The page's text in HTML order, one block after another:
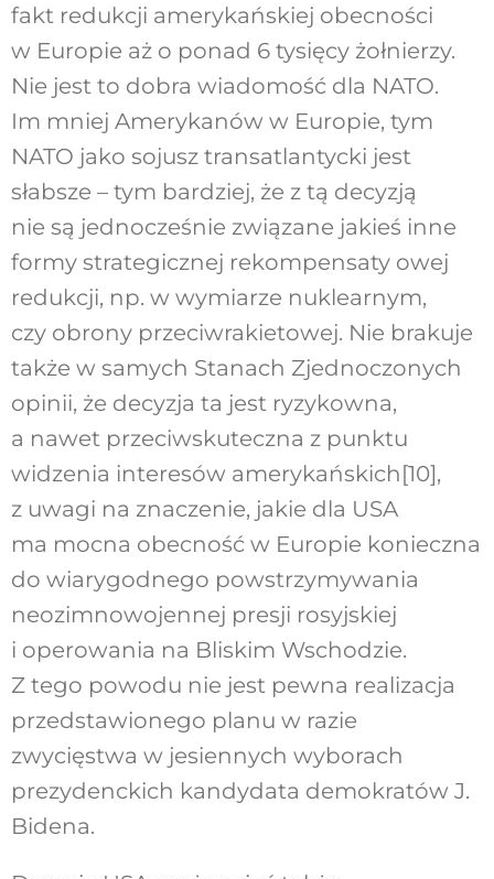
fakt redukcji amerykańskiej obecności
w Europie aż o ponad 6 tysięcy żołnierzy.
Nie jest to dobra wiadomość dla NATO.
Im mniej Amerykanów w Europie, tym
NATO jako sojusz transatlantycki jest
słabsze – tym bardziej, że z tą decyzją
nie są jednocześnie związane jakieś inne
formy strategicznej rekompensaty owej
redukcji, np. w wymiarze nuklearnym,
czy obrony przeciwrakietowej. Nie brakuje
także w samych Stanach Zjednoczonych
opinii, że decyzja ta jest ryzykowna,
a nawet przeciwskuteczna z punktu
widzenia interesów amerykańskich[10],
z uwagi na znaczenie, jakie dla USA
ma mocna obecność w Europie konieczna
do wiarygodnego powstrzymywania
neozimnowojennej presji rosyjskiej
i operowania na Bliskim Wschodzie.
Z tego powodu nie jest pewna realizacja
przedstawionego planu w razie
zwycięstwa w jesiennych wyborach
prezydenckich kandydata demokratów J.
Bidena.